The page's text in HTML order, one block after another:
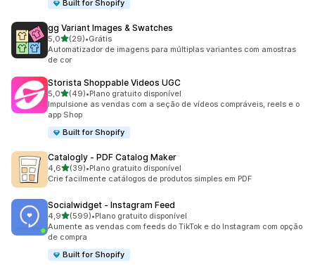
Built for Shopify
gg Variant Images & Swatches
5,0de 5 estrelas
(29)
29 avaliações ao todo
•Grátis
Automatizador de imagens para múltiplas variantes com amostras
de cor
Storista Shoppable Videos UGC
5,0de 5 estrelas
(49)
49 avaliações ao todo
•Plano gratuito disponível
Impulsione as vendas com a seção de vídeos compráveis, reels e o
app Shop
Built for Shopify
Catalogly ‑ PDF Catalog Maker
4,6de 5 estrelas
(39)
39 avaliações ao todo
•Plano gratuito disponível
Crie facilmente catálogos de produtos simples em PDF
Socialwidget ‑ Instagram Feed
4,9de 5 estrelas
(599)
599 avaliações ao todo
•Plano gratuito disponível
Aumente as vendas com feeds do TikTok e do Instagram com opção
de compra
Built for Shopify